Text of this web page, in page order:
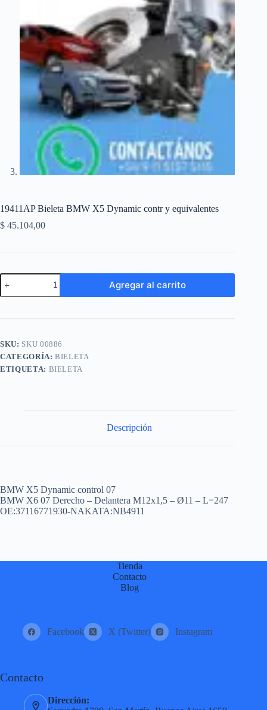
19411AP Bieleta BMW X5 Dynamic contr y equivalentes
$ 45.104,00
19411AP
Bieleta
BMW
Dynamic
equivalentes
cantidad
Agregar al carrito
r
n
a
SKU: SKU 00886
CATEGORÍA:BIELETA
ETIQUETA: BIELETA
Descripción
BMW X5 Dynamic control 07
BMW X6 07 Derecho – Delantera M12x1,5 – Ø11 – L=247
OE:37116771930-NAKATA:NB4911
Tienda
Contacto
Blog
Facebook X (Twitter) Instagram
Contacto
Dirección: